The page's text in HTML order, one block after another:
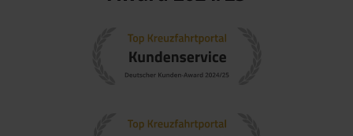
(Sulawesi), Indonesien
: Kreuzfahrten in Südostasien führen Sie zu
Stränden bis hin zu lebhaften Städten.